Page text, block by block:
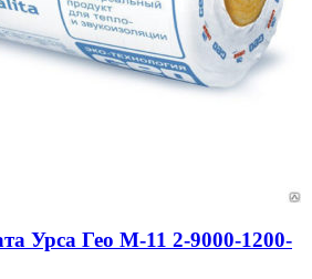
Урса Гео М-11 2-9000-1200-